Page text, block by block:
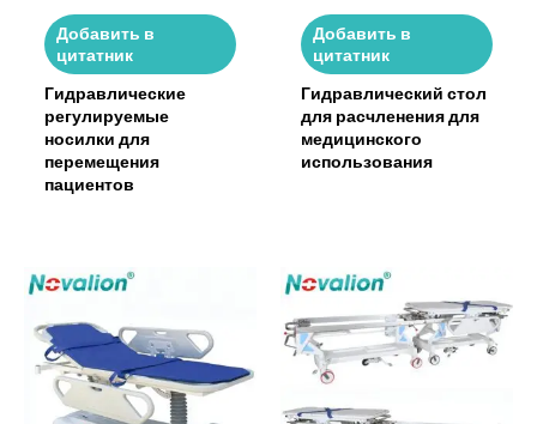
Добавить в
цитатник
Гидравлические
регулируемые
носилки для
перемещения
пациентов
Добавить в
цитатник
Гидравлический стол
для расчленения для
медицинского
использования